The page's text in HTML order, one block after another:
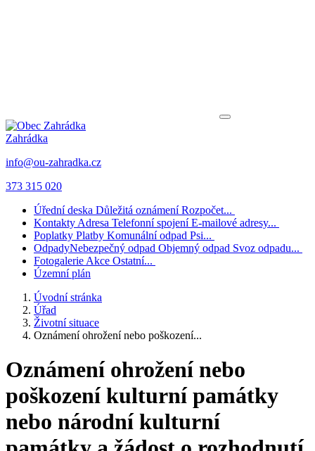
Zahrádka
info@ou-zahradka.cz
373 315 020
Úřední deska Důležitá oznámení Rozpočet...
Kontakty Adresa Telefonní spojení E-mailové adresy...
Poplatky Platby Komunální odpad Psi...
OdpadyNebezpečný odpad Objemný odpad Svoz odpadu...
Fotogalerie Akce Ostatní...
Územní plán
Úvodní stránka
Úřad
Životní situace
Oznámení ohrožení nebo poškození...
Oznámení ohrožení nebo
poškození kulturní památky
nebo národní kulturní